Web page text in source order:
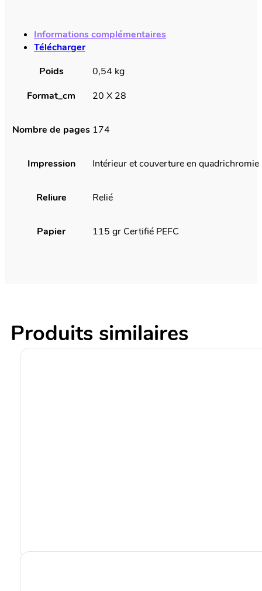
Informations complémentaires
Télécharger
Poids
0,54 kg
Format_cm
20 X 28
Nombre de pages 174
Impression Intérieur et couverture en quadrichromie
Reliure Relié
Papier 115 gr Certifié PEFC
Produits similaires